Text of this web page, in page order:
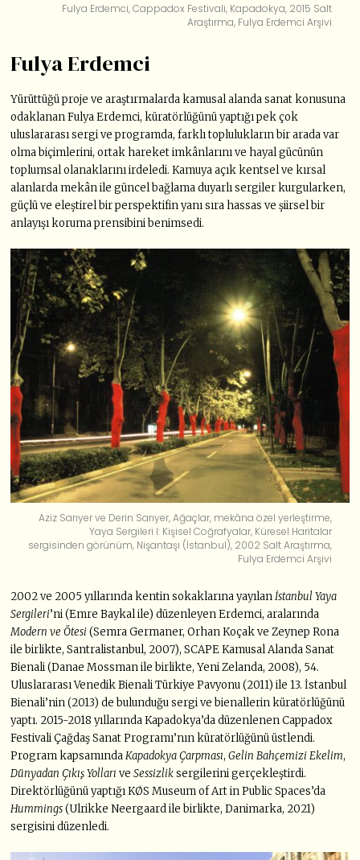
Fulya Erdemci, Cappadox Festivali, Kapadokya, 2015 Salt
Araştırma, Fulya Erdemci Arşivi
Fulya Erdemci
Yürüttüğü proje ve araştırmalarda kamusal alanda sanat konusuna
odaklanan Fulya Erdemci, küratörlüğünü yaptığı pek çok
uluslararası sergi ve programda, farklı toplulukların bir arada var
olma biçimlerini, ortak hareket imkânlarını ve hayal gücünün
toplumsal olanaklarını irdeledi. Kamuya açık kentsel ve kırsal
alanlarda mekân ile güncel bağlama duyarlı sergiler kurgularken,
güçlü ve eleştirel bir perspektifin yanı sıra hassas ve şiirsel bir
anlayışı koruma prensibini benimsedi.
Aziz Sarıyer ve Derin Sarıyer, Ağaçlar, mekâna özel yerleştirme,
Yaya Sergileri I: Kişisel Coğrafyalar, Küresel Haritalar
sergisinden görünüm, Nişantaşı (İstanbul), 2002 Salt Araştırma,
Fulya Erdemci Arşivi
2002 ve 2005 yıllarında kentin sokaklarına yayılanİstanbul Yaya
Sergileri’ni (Emre Baykal ile) düzenleyen Erdemci, aralarında
Modern ve Ötesi(Semra Germaner, Orhan Koçak ve Zeynep Rona
ile birlikte, Santralistanbul, 2007), SCAPE Kamusal Alanda Sanat
Bienali (Danae Mossman ile birlikte, Yeni Zelanda, 2008), 54.
Uluslararası Venedik Bienali Türkiye Pavyonu (2011) ile 13. İstanbul
Bienali’nin (2013) de bulunduğu sergi ve bienallerin küratörlüğünü
yaptı. 2015-2018 yıllarında Kapadokya’da düzenlenen Cappadox
Festivali Çağdaş Sanat Programı’nın küratörlüğünü üstlendi.
Program kapsamındaKapadokya Çarpması,Gelin Bahçemizi Ekelim,
Dünyadan Çıkış YollarıveSessizliksergilerini gerçekleştirdi.
Direktörlüğünü yaptığı KØS Museum of Art in Public Spaces’da
Hummings(Ulrikke Neergaard ile birlikte, Danimarka, 2021)
sergisini düzenledi.